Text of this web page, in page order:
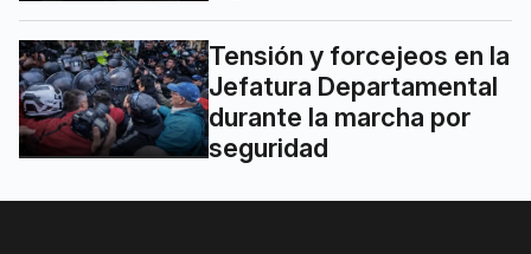
Tensión y forcejeos en la
Jefatura Departamental
durante la marcha por
seguridad